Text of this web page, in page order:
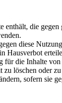
die
diese
Hausverbot
die Inhalte
löschen oder zu
sofern sie